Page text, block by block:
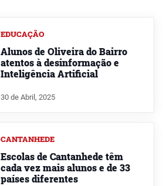
EDUCAÇÃO
Alunos de Oliveira do Bairro
atentos à desinformação e
Inteligência Artificial
30 de Abril, 2025
CANTANHEDE
Escolas de Cantanhede têm
cada vez mais alunos e de 33
países diferentes